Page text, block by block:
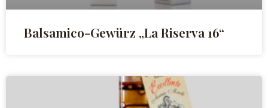
Balsamico-Gewürz „La Riserva 16“